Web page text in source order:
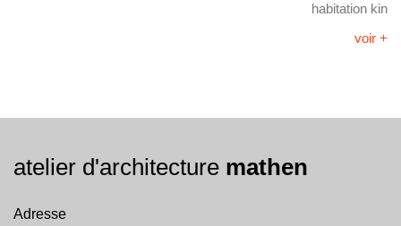
habitation kin
voir +
atelier d'architecture mathen
Adresse